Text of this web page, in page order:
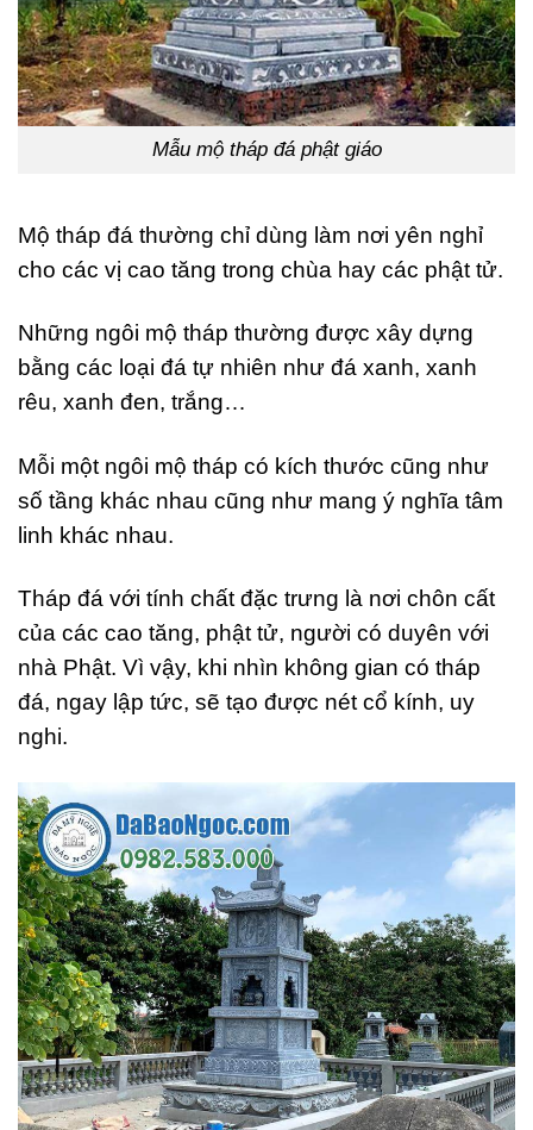
Mẫu mộ tháp đá phật giáo
Mộ tháp đá thường chỉ dùng làm nơi yên nghỉ
cho các vị cao tăng trong chùa hay các phật tử.
Những ngôi mộ tháp thường được xây dựng
bằng các loại đá tự nhiên như đá xanh, xanh
rêu, xanh đen, trắng…
Mỗi một ngôi mộ tháp có kích thước cũng như
số tầng khác nhau cũng như mang ý nghĩa tâm
linh khác nhau.
Tháp đá với tính chất đặc trưng là nơi chôn cất
của các cao tăng, phật tử, người có duyên với
nhà Phật. Vì vậy, khi nhìn không gian có tháp
đá, ngay lập tức, sẽ tạo được nét cổ kính, uy
nghi.